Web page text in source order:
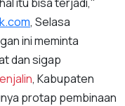
, Selasa
ini meminta
dan sigap
, Kabupaten
protap pembinaan